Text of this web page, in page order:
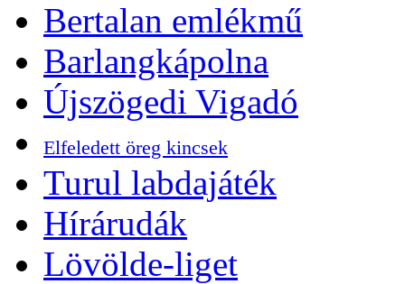
Bertalan emlékmű
Barlangkápolna
Újszögedi Vigadó
Elfeledett öreg kincsek
Turul labdajáték
Hírárudák
Lövölde-liget